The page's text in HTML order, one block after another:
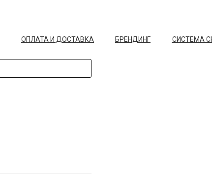
ОПЛАТА И ДОСТАВКА СИСТЕМА
БРЕНДИНГ